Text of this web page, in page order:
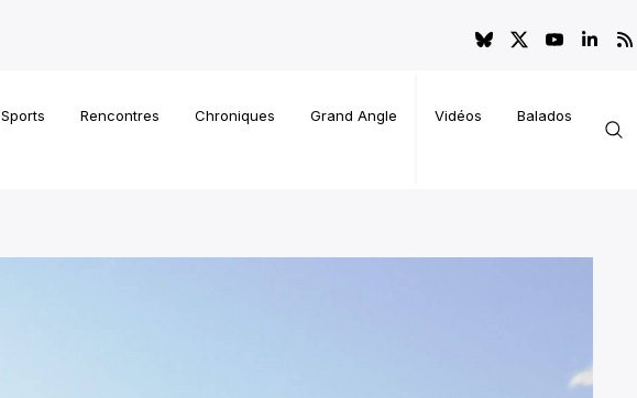
Sports Rencontres Chroniques Grand Angle Vidéos Balados